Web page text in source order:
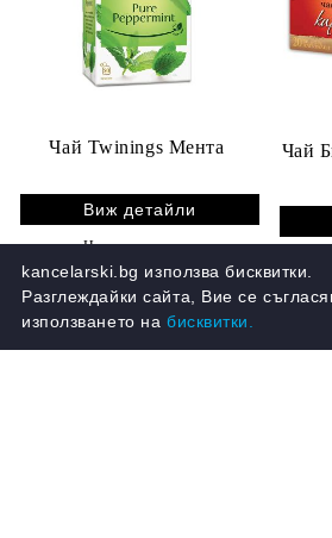
Чай Twinings Мента
Виж детайли
Няма наличност
Чай
kancelarski.bg използва бисквитки.
Разглеждайки сайта, Вие се
използването на бисквитки.